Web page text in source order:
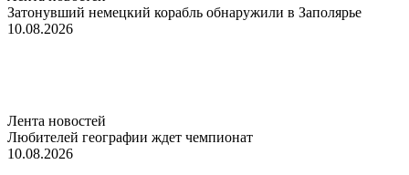
Затонувший немецкий корабль обнаружили в Заполярье
10.08.2026
Лента новостей
Любителей географии ждет чемпионат
10.08.2026